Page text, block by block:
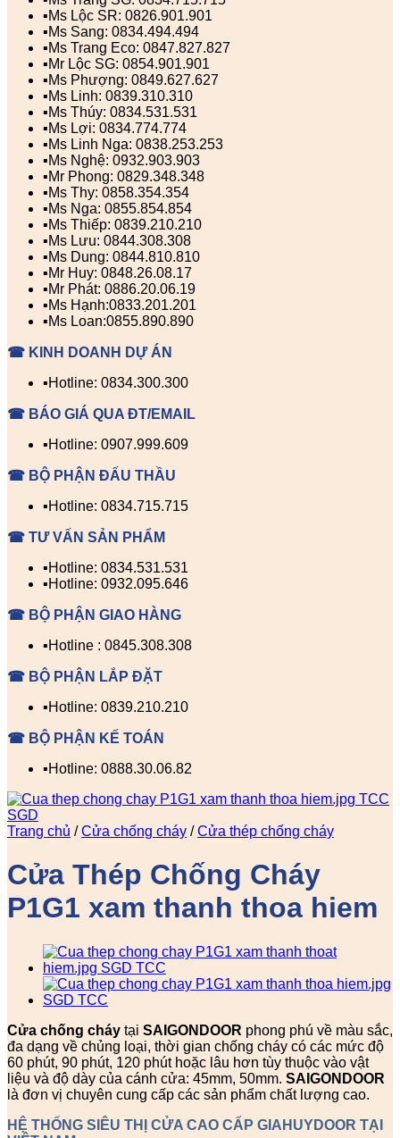
▪️Ms Lộc SR: 0826.901.901
▪️Ms Sang: 0834.494.494
▪️Ms Trang Eco: 0847.827.827
▪️Mr Lộc SG: 0854.901.901
▪️Ms Phượng: 0849.627.627
▪️Ms Linh: 0839.310.310
▪️Ms Thúy: 0834.531.531
▪️Ms Lợi: 0834.774.774
▪️Ms Linh Nga: 0838.253.253
▪️Ms Nghệ: 0932.903.903
▪️Mr Phong: 0829.348.348
▪️Ms Thy: 0858.354.354
▪️Ms Nga: 0855.854.854
▪️Ms Thiếp: 0839.210.210
▪️Ms Lưu: 0844.308.308
▪️Ms Dung: 0844.810.810
▪️Mr Huy: 0848.26.08.17
▪️Mr Phát: 0886.20.06.19
▪️Ms Hạnh:0833.201.201
▪️Ms Loan:0855.890.890
☎ KINH DOANH DỰ ÁN
▪️Hotline: 0834.300.300
☎ BÁO GIÁ QUA ĐT/EMAIL
▪️Hotline: 0907.999.609
☎ BỘ PHẬN ĐẤU THẦU
▪️Hotline: 0834.715.715
☎ TƯ VẤN SẢN PHẨM
▪️Hotline: 0834.531.531
▪️Hotline: 0932.095.646
☎ BỘ PHẬN GIAO HÀNG
▪️Hotline : 0845.308.308
☎ BỘ PHẬN LẮP ĐẶT
▪️Hotline: 0839.210.210
☎ BỘ PHẬN KẾ TOÁN
▪️Hotline: 0888.30.06.82
Trang chủ / Cửa chống cháy / Cửa thép chống cháy
Cửa Thép Chống Cháy
P1G1 xam thanh thoa hiem
Cửa chống cháy tại SAIGONDOOR phong phú về màu sắc,
đa dạng về chủng loại, thời gian chống cháy có các mức độ
60 phút, 90 phút, 120 phút hoặc lâu hơn tùy thuộc vào vật
liệu và độ dày của cánh cửa: 45mm, 50mm. SAIGONDOOR
là đơn vị chuyên cung cấp các sản phẩm chất lượng cao.
HỆ THỐNG SIÊU THỊ CỬA CAO CẤP GIAHUYDOOR TẠI